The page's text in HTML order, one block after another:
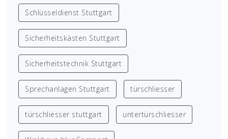
Schlüsseldienst Stuttgart
Sicherheitskästen Stuttgart
Sicherheitstechnik Stuttgart
Sprechanlagen Stuttgart türschliesser
türschliesser stuttgart untertürschliesser